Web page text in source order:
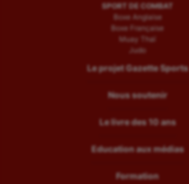
SPORT DE COMBAT
Boxe Anglaise
Boxe Française
Muay Thaï
Judo
Le projet Gazette Sports
Nous soutenir
Le livre des 10 ans
Education aux médias
Formation